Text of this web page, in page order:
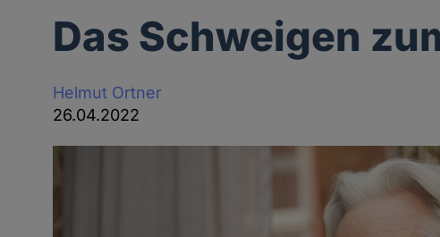
Das Schweigen
Helmut Ortner
26.04.2022